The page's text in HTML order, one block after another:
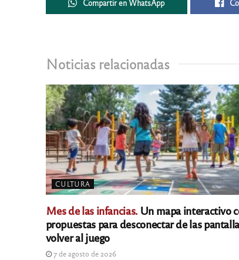
Compartir en WhatsApp
Noticias relacionadas
CULTURA
Mes de las infancias.Un mapa interactivo
propuestas para desconectar de las
volver al juego
7 de agosto de 2026